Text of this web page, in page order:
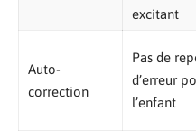
excitant
Auto-
correction
Pas de
d’erreur
l’enfant